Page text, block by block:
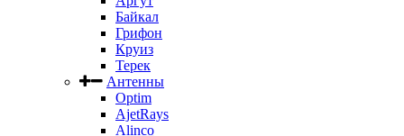
Байкал
Грифон
Круиз
Терек
Антенны
Optim
AjetRays
Alinco